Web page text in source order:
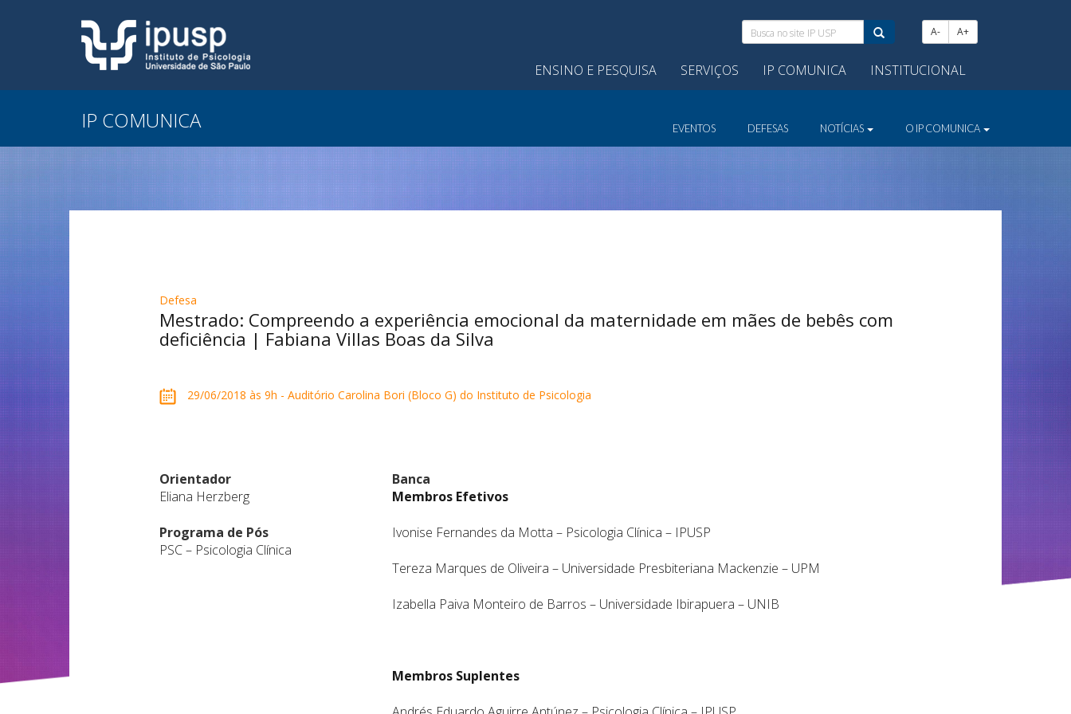
Busca
no
site
IP
A- A+
ENSINO E PESQUISA SERVIÇOS IP COMUNICA INSTITUCIONAL
IP COMUNICA EVENTOS DEFESAS NOTÍCIAS O IP COMUNICA
Defesa
Mestrado: Compreendo a experiência emocional da maternidade em mães de bebês com
deficiência | Fabiana Villas Boas da Silva
29/06/2018 às 9h - Auditório Carolina Bori (Bloco G) do Instituto de Psicologia
Orientador
Eliana Herzberg
Programa de Pós
PSC – Psicologia Clínica
Banca
Membros Efetivos
Ivonise Fernandes da Motta – Psicologia Clínica – IPUSP
Tereza Marques de Oliveira – Universidade Presbiteriana Mackenzie – UPM
Izabella Paiva Monteiro de Barros – Universidade Ibirapuera – UNIB
Membros Suplentes